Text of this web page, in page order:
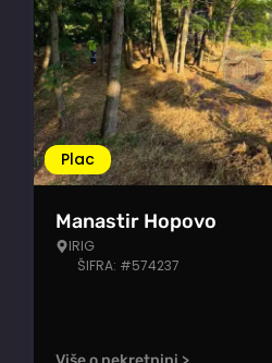
Plac
Manastir Hopovo
IRIG
ŠIFRA: #574237